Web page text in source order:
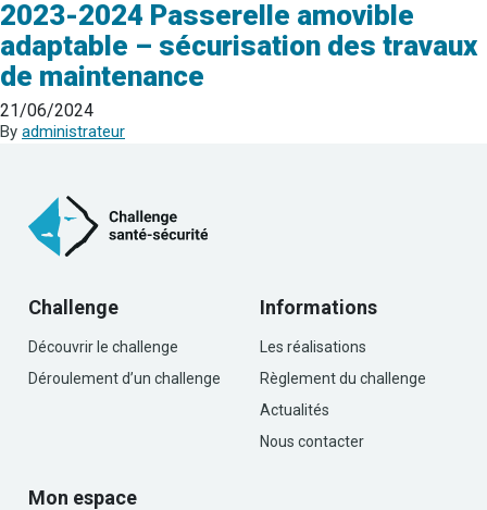
2023-2024 Passerelle amovible
adaptable – sécurisation des travaux
de maintenance
21/06/2024
By administrateur
Challenge
Découvrir le challenge
Déroulement d’un challenge
Informations
Les réalisations
Règlement du challenge
Actualités
Nous contacter
Mon espace